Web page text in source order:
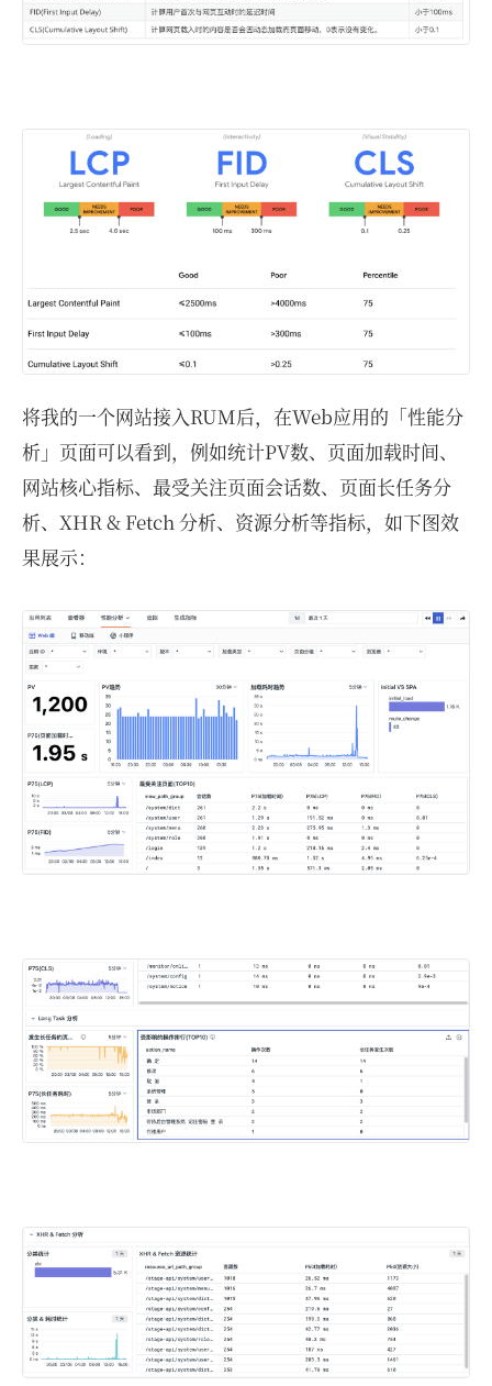
将我的一个网站接入RUM后，在Web应用的「性能分
析」页面可以看到，例如统计PV数、页面加载时间、
网站核心指标、最受关注页面会话数、页面长任务分
析、XHR & Fetch 分析、资源分析等指标，如下图效
果展示：